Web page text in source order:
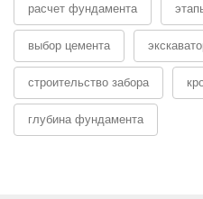
расчет фундамента
выбор цемента
строительство забора
глубина фундамента